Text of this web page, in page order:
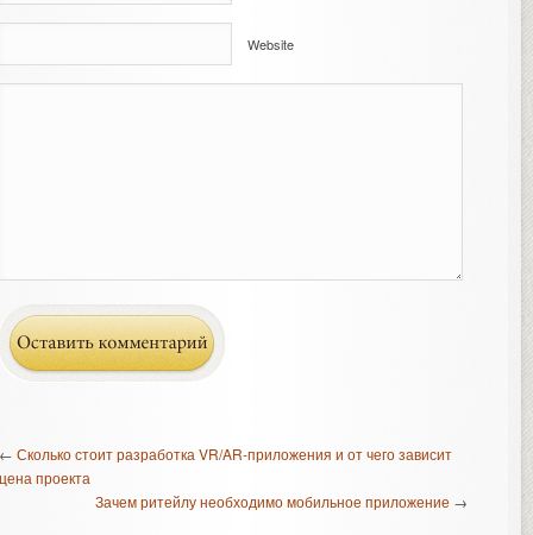
Website
Сколько стоит разработка VR/AR-приложения и от чего зависит
проекта
Зачем ритейлу необходимо мобильное приложение →